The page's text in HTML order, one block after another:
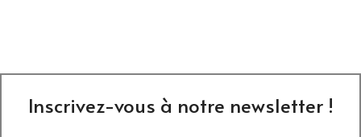
Inscrivez-vous à notre newsletter !